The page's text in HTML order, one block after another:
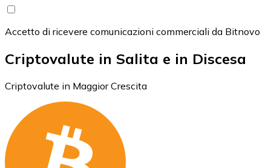
Accetto di ricevere comunicazioni commerciali da Bitnovo
Criptovalute in Salita e in Discesa
Criptovalute in Maggior Crescita